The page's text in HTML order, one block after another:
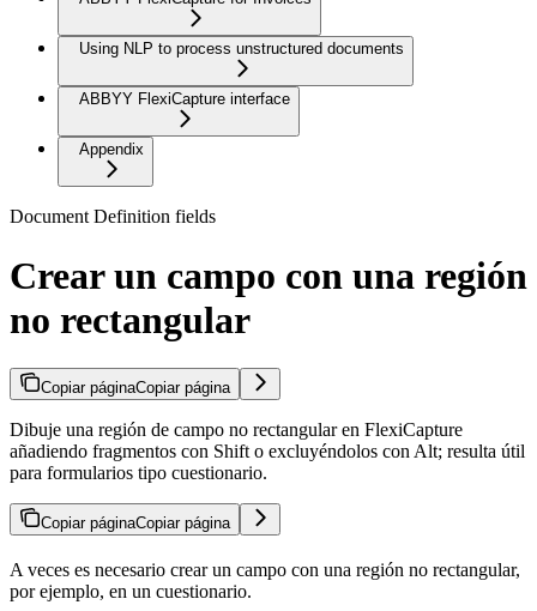
Using NLP to process unstructured documents
ABBYY FlexiCapture interface
Appendix
Document Definition fields
Crear un campo con una región
no rectangular
Copiar páginaCopiar página
Dibuje una región de campo no rectangular en FlexiCapture
añadiendo fragmentos con Shift o excluyéndolos con Alt; resulta útil
para formularios tipo cuestionario.
Copiar páginaCopiar página
A veces es necesario crear un campo con una región no rectangular,
por ejemplo, en un cuestionario.